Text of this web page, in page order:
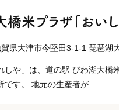
米プラザ「おいし
県大津市今堅田3-1-1 琵琶湖
しや」は、道の駅 びわ湖大橋
です。 地元の生産者が...